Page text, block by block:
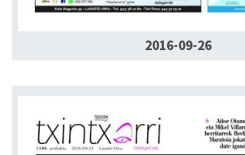
2016-09-26